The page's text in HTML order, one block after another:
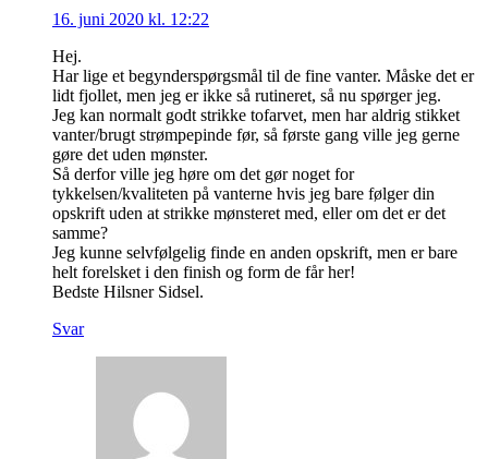
16. juni 2020 kl. 12:22
Hej.
Har lige et begynderspørgsmål til de fine vanter. Måske det er
lidt fjollet, men jeg er ikke så rutineret, så nu spørger jeg.
Jeg kan normalt godt strikke tofarvet, men har aldrig stikket
vanter/brugt strømpepinde før, så første gang ville jeg gerne
gøre det uden mønster.
Så derfor ville jeg høre om det gør noget for
tykkelsen/kvaliteten på vanterne hvis jeg bare følger din
opskrift uden at strikke mønsteret med, eller om det er det
samme?
Jeg kunne selvfølgelig finde en anden opskrift, men er bare
helt forelsket i den finish og form de får her!
Bedste Hilsner Sidsel.
Svar